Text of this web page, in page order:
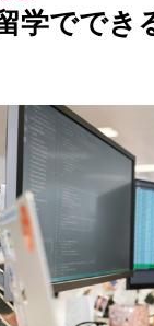
学ででき